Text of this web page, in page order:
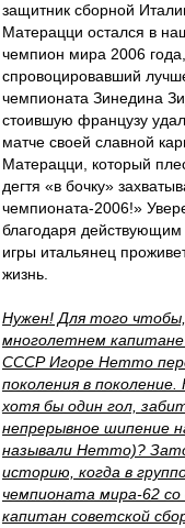
защитник сборной
Матерацци остался в
чемпион мира 2006 года,
спровоцировавший
чемпионата Зинедина
стоившую французу
матче своей славной
Матерацци, который
дегтя «в бочку»
чемпионата-2006!»
благодаря действующим
игры итальянец
жизнь.
Нужен! Для того
многолетнем
СССР Игоре Нетто
поколения в
хотя бы один гол,
непрерывное шипение
называли Нетто)?
историю, когда в
чемпионата мира-62 со
капитан советской